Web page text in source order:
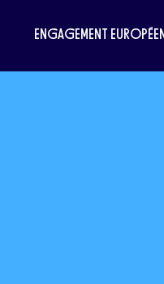
ENGAGEMENT